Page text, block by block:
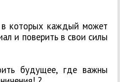
которых каждый может
и поверить в свои силы
будущее, где важны